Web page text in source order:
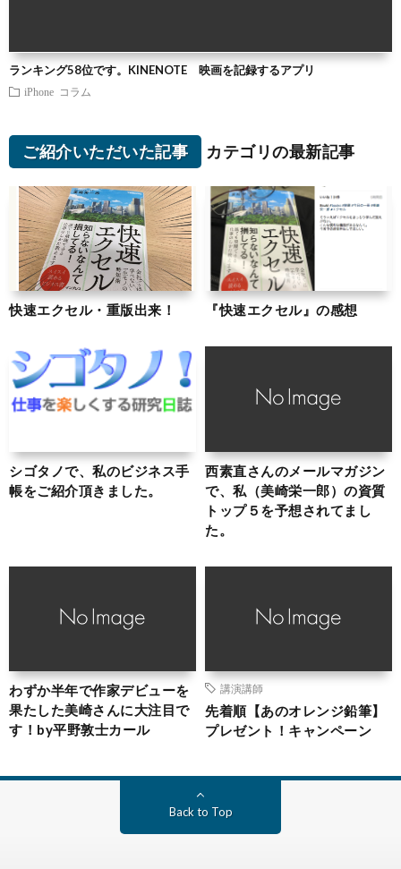
ランキング58位です。KINENOTE 映画を記録するアプリ
iPhone コラム
ご紹介いただいた記事 カテゴリの最新記事
快速エクセル・重版出来！ 『快速エクセル』の感想
シゴタノで、私のビジネス手
帳をご紹介頂きました。
西素直さんのメールマガジン
で、私（美崎栄一郎）の資質
トップ５を予想されてまし
た。
わずか半年で作家デビューを
果たした美崎さんに大注目で
す！by平野敦士カール
講演講師
先着順【あのオレンジ鉛筆】
プレゼント！キャンペーン
Back to Top